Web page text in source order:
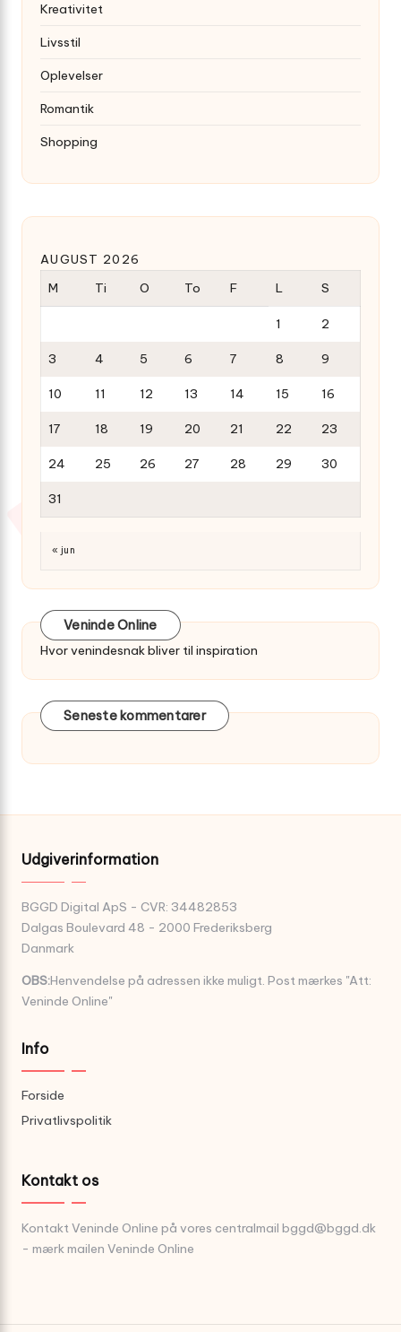
Kreativitet
Livsstil
Oplevelser
Romantik
Shopping
AUGUST 2026
M
Ti O To F L S
1 2
3 4 5 6 7 8 9
10 11 12 13 14 15 16
17 18 19 20 21 22 23
24 25 26 27 28 29 30
31
« jun
Veninde Online
Hvor venindesnak bliver til inspiration
Seneste kommentarer
Udgiverinformation
BGGD Digital ApS - CVR: 34482853
Dalgas Boulevard 48 - 2000 Frederiksberg
Danmark
OBS:Henvendelse på adressen ikke muligt. Post mærkes "Att:
Veninde Online"
Info
Forside
Privatlivspolitik
Kontakt os
Kontakt Veninde Online på vores centralmail bggd@bggd.dk
- mærk mailen Veninde Online